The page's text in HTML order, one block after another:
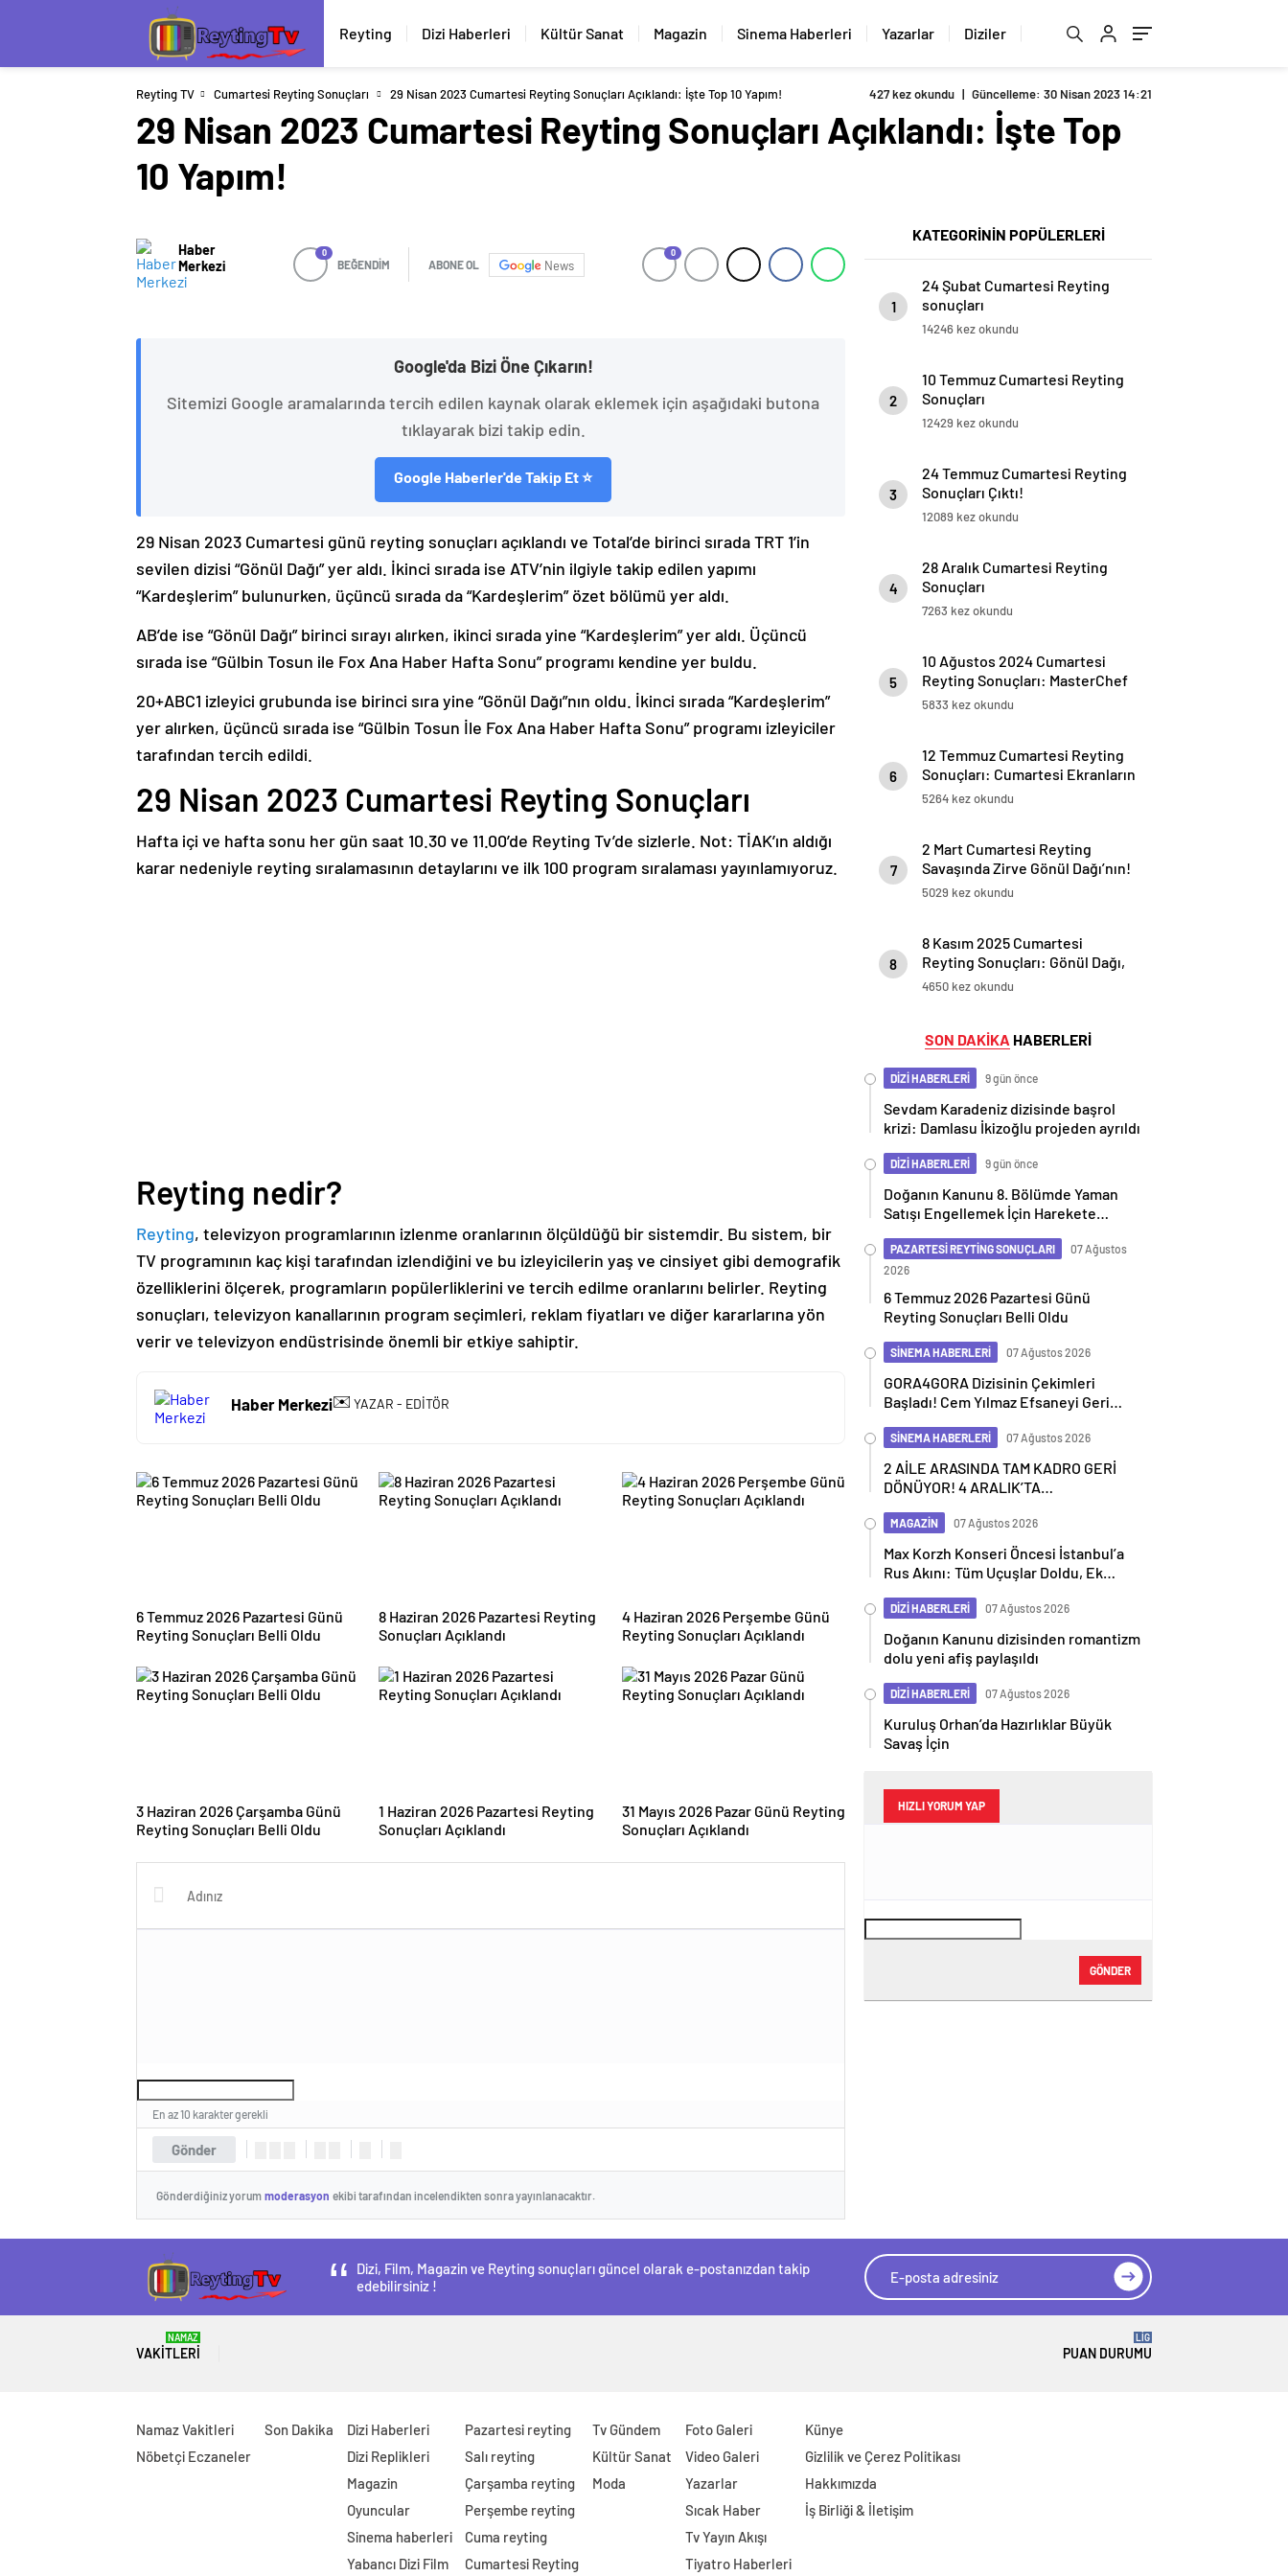
Reyting Dizi Haberleri Kültür Sanat Magazin Sinema Haberleri Yazarlar Diziler
Reyting TV Cumartesi Reyting Sonuçları 29 Nisan 2023 Cumartesi Reyting Sonuçları Açıklandı: İşte Top 10 Yapım! 427 kez okundu | Güncelleme: 30 Nisan 2023 14:21
29 Nisan 2023 Cumartesi Reyting Sonuçları Açıklandı: İşte Top
10 Yapım!
Haber
Merkezi
0
BEĞENDİM ABONE OL News
0
Google'da Bizi Öne Çıkarın!
Sitemizi Google aramalarında tercih edilen kaynak olarak eklemek için aşağıdaki butona
tıklayarak bizi takip edin.
Google Haberler'de Takip Et ⭐
29 Nisan 2023 Cumartesi günü reyting sonuçları açıklandı ve Total’de birinci sırada TRT 1’in
sevilen dizisi “Gönül Dağı” yer aldı. İkinci sırada ise ATV’nin ilgiyle takip edilen yapımı
“Kardeşlerim” bulunurken, üçüncü sırada da “Kardeşlerim” özet bölümü yer aldı.
AB’de ise “Gönül Dağı” birinci sırayı alırken, ikinci sırada yine “Kardeşlerim” yer aldı. Üçüncü
sırada ise “Gülbin Tosun ile Fox Ana Haber Hafta Sonu” programı kendine yer buldu.
20+ABC1 izleyici grubunda ise birinci sıra yine “Gönül Dağı”nın oldu. İkinci sırada “Kardeşlerim”
yer alırken, üçüncü sırada ise “Gülbin Tosun İle Fox Ana Haber Hafta Sonu” programı izleyiciler
tarafından tercih edildi.
29 Nisan 2023 Cumartesi Reyting Sonuçları
Hafta içi ve hafta sonu her gün saat 10.30 ve 11.00’de Reyting Tv’de sizlerle. Not: TİAK’ın aldığı
karar nedeniyle reyting sıralamasının detaylarını ve ilk 100 program sıralaması yayınlamıyoruz.
Reyting nedir?
Reyting, televizyon programlarının izlenme oranlarının ölçüldüğü bir sistemdir. Bu sistem, bir
TV programının kaç kişi tarafından izlendiğini ve bu izleyicilerin yaş ve cinsiyet gibi demografik
özelliklerini ölçerek, programların popülerliklerini ve tercih edilme oranlarını belirler. Reyting
sonuçları, televizyon kanallarının program seçimleri, reklam fiyatları ve diğer kararlarına yön
verir ve televizyon endüstrisinde önemli bir etkiye sahiptir.
Haber Merkezi✉️ YAZAR - EDİTÖR
6 Temmuz 2026 Pazartesi Günü
Reyting Sonuçları Belli Oldu
8 Haziran 2026 Pazartesi Reyting
Sonuçları Açıklandı
4 Haziran 2026 Perşembe Günü
Reyting Sonuçları Açıklandı
3 Haziran 2026 Çarşamba Günü
Reyting Sonuçları Belli Oldu
1 Haziran 2026 Pazartesi Reyting
Sonuçları Açıklandı
31 Mayıs 2026 Pazar Günü Reyting
Sonuçları Açıklandı
Gönder
En az 10 karakter gerekli
Gönderdiğiniz yorum moderasyon ekibi tarafından incelendikten sonra yayınlanacaktır.
KATEGORİNİN POPÜLERLERİ
1
24 Şubat Cumartesi Reyting
sonuçları
14246 kez okundu
2
10 Temmuz Cumartesi Reyting
Sonuçları
12429 kez okundu
3
24 Temmuz Cumartesi Reyting
Sonuçları Çıktı!
12089 kez okundu
4
28 Aralık Cumartesi Reyting
Sonuçları
7263 kez okundu
5
10 Ağustos 2024 Cumartesi
Reyting Sonuçları: MasterChef
Türkiye Zirvede, Olimpiyat
5833 kez okundu
6
12 Temmuz Cumartesi Reyting
Sonuçları: Cumartesi Ekranların
Galibi Belli Oldu!
5264 kez okundu
7
2 Mart Cumartesi Reyting
Savaşında Zirve Gönül Dağı’nın!
5029 kez okundu
8
8 Kasım 2025 Cumartesi
Reyting Sonuçları: Gönül Dağı,
Aynadaki Yabancı, Ben Leman,
4650 kez okundu
SON DAKİKA HABERLERİ
DİZİ HABERLERİ 9 gün önce
Sevdam Karadeniz dizisinde başrol
krizi: Damlasu İkizoğlu projeden ayrıldı
DİZİ HABERLERİ 9 gün önce
Doğanın Kanunu 8. Bölümde Yaman
Satışı Engellemek İçin Harekete
PAZARTESİ REYTİNG SONUÇLARI
07 Ağustos
2026
6 Temmuz 2026 Pazartesi Günü
Reyting Sonuçları Belli Oldu
SİNEMA HABERLERİ 07 Ağustos 2026
GORA4GORA Dizisinin Çekimleri
Başladı! Cem Yılmaz Efsaneyi Geri
SİNEMA HABERLERİ 07 Ağustos 2026
2 AİLE ARASINDA TAM KADRO GERİ
DÖNÜYOR! 4 ARALIK’TA
MAGAZİN 07 Ağustos 2026
Max Korzh Konseri Öncesi İstanbul’a
Rus Akını: Tüm Uçuşlar Doldu, Ek
DİZİ HABERLERİ 07 Ağustos 2026
Doğanın Kanunu dizisinden romantizm
dolu yeni afiş paylaşıldı
DİZİ HABERLERİ 07 Ağustos 2026
Kuruluş Orhan’da Hazırlıklar Büyük
Savaş İçin
HIZLI YORUM YAP
GÖNDER
Dizi, Film, Magazin ve Reyting sonuçları güncel olarak e-postanızdan takip
edebilirsiniz !
VAKITLERI
NAMAZ
PUAN DURUMU
LİG
Namaz Vakitleri
Nöbetçi Eczaneler
Son Dakika
Dizi Haberleri
Dizi Replikleri
Magazin
Oyuncular
Sinema haberleri
Yabancı Dizi Film
Pazartesi reyting
Salı reyting
Çarşamba reyting
Perşembe reyting
Cuma reyting
Cumartesi Reyting
Tv Gündem
Kültür Sanat
Moda
Foto Galeri
Video Galeri
Yazarlar
Sıcak Haber
Tv Yayın Akışı
Tiyatro Haberleri
Künye
Gizlilik ve Çerez Politikası
Hakkımızda
İş Birliği & İletişim